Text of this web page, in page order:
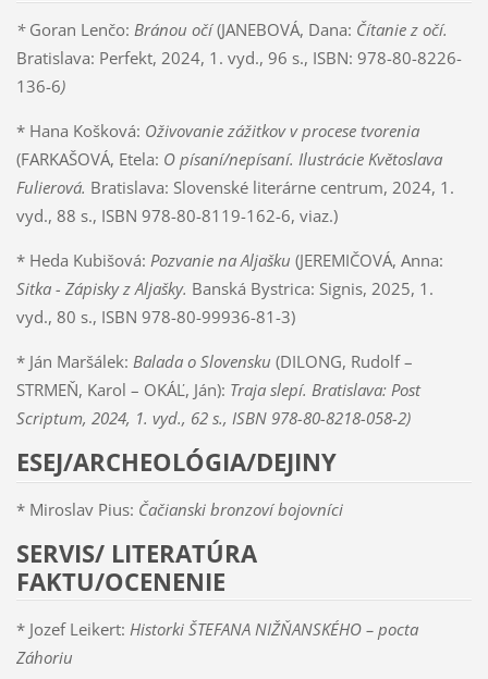
* Goran Lenčo: Bránou očí(JANEBOVÁ, Dana: Čítanie z očí.
Bratislava: Perfekt, 2024, 1. vyd., 96 s., ISBN: 978-80-8226-
136-6)
* Hana Košková: Oživovanie zážitkov v procese tvorenia
(FARKAŠOVÁ, Etela: O písaní/nepísaní. Ilustrácie Květoslava
Fulierová. Bratislava: Slovenské literárne centrum, 2024, 1.
vyd., 88 s., ISBN 978-80-8119-162-6, viaz.)
* Heda Kubišová: Pozvanie na Aljašku (JEREMIČOVÁ, Anna:
Sitka - Zápisky z Aljašky. Banská Bystrica: Signis, 2025, 1.
vyd., 80 s., ISBN 978-80-99936-81-3)
* Ján Maršálek: Balada o Slovensku (DILONG, Rudolf –
STRMEŇ, Karol – OKÁĽ, Ján): Traja slepí. Bratislava: Post
Scriptum, 2024, 1. vyd., 62 s., ISBN 978-80-8218-058-2)
ESEJ/ARCHEOLÓGIA/DEJINY
* Miroslav Pius: Čačianski bronzoví bojovníci
SERVIS/ LITERATÚRA
FAKTU/OCENENIE
* Jozef Leikert: Historki ŠTEFANA NIŽŇANSKÉHO – pocta
Záhoriu